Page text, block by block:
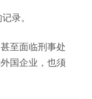
录。
至面临刑事处
国企业，也须